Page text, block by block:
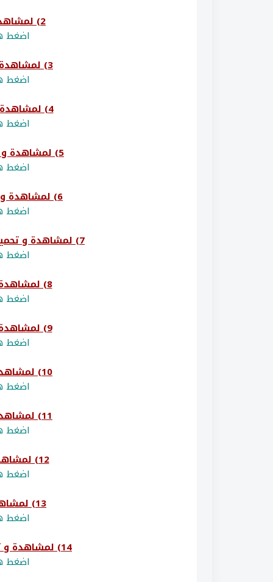
2) لمشاهدة و تحميل امتحان (أريحا)
اضغط
3) لمشاهدة و تحميل امتحان (قلقيلية)
اضغط
4) لمشاهدة و تحميل امتحان (طولكرم)
اضغط
5) لمشاهدة و تحميل امتحان (شمال الخليل)
اضغط
6) لمشاهدة و تحميل امتحان (جنوب نابلس)
اضغط
7) لمشاهدة و تحميل امتحان (ضواحي القدس - الرام)
اضغط
8) لمشاهدة و تحميل امتحان (القدس)
اضغط
9) لمشاهدة و تحميل امتحان (سلفيت)
اضغط
10) لمشاهدة و تحميل امتحان (نابلس)
اضغط
11) لمشاهدة و تحميل امتحان (الخليل)
اضغط
12) لمشاهدة و تحميل امتحان (جنين)
اضغط
13) لمشاهدة و تحميل امتحان (يطا)
اضغط
14) لمشاهدة و تحميل امتحان (رام الله والبيرة)
اضغط